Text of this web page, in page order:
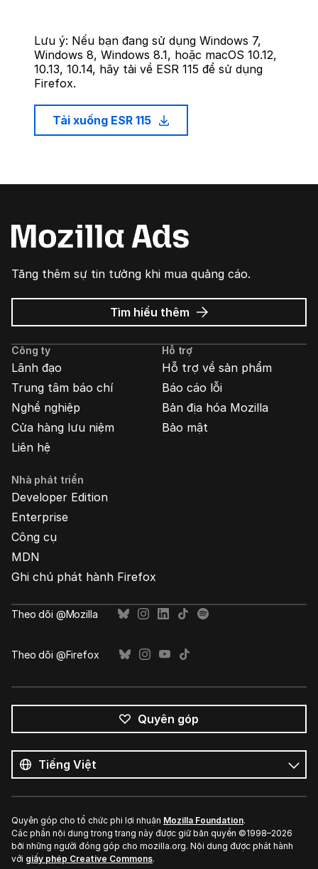
Lưu ý: Nếu bạn đang sử dụng Windows 7,
Windows 8, Windows 8.1, hoặc macOS 10.12,
10.13, 10.14, hãy tải về ESR 115 để sử dụng
Firefox.
Tải xuống ESR 115
Tăng thêm sự tin tưởng khi mua quảng cáo.
Tìm hiểu thêm về
Quảng
cáo
Công ty
Lãnh đạo
Trung tâm báo chí
Nghề nghiệp
Cửa hàng lưu niệm
Liên hệ
Hỗ trợ
Hỗ trợ về sản phẩm
Báo cáo lỗi
Bản địa hóa Mozilla
Bảo mật
Nhà phát triển
Developer Edition
Enterprise
Công cụ
MDN
Ghi chú phát hành Firefox
Theo dõi @Mozilla
Theo dõi @Firefox
Quyên góp
cả
ngôn
ngữ
Ngôn
ngữ
Quyên góp cho tổ chức phi lợi nhuận Mozilla Foundation.
Các phần nội dung trong trang này được giữ bản quyền ©1998–2026
bởi những người đóng góp cho mozilla.org. Nội dung được phát hành
với giấy phép Creative Commons.